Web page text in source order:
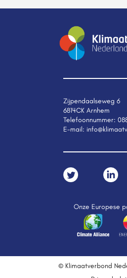
Zijpendaalseweg 6
6814CK Arnhem
Telefoonnummer:
E-mail:
Onze Europese
© Klimaatverbond